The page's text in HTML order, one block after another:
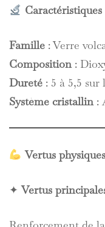
Famille : Verre
Composition:
Dureté : 5 à 5,5 sur
Système cristallin:
Vertus physiques
✦Vertus